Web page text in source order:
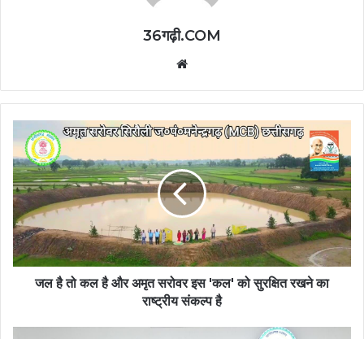
36गढ़ी.COM
जल है तो कल है और अमृत सरोवर इस 'कल' को सुरक्षित रखने का
राष्ट्रीय संकल्प है